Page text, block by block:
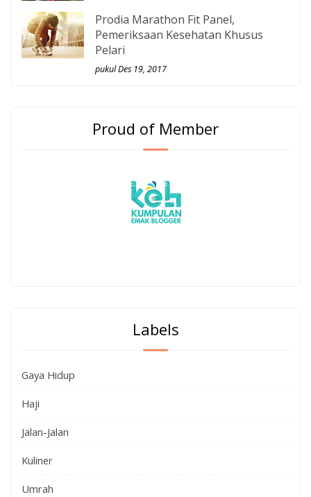
Prodia Marathon Fit Panel,
Pemeriksaan Kesehatan Khusus
Pelari
pukul Des 19, 2017
Proud of Member
Labels
Gaya Hidup
Haji
Jalan-Jalan
Kuliner
Umrah